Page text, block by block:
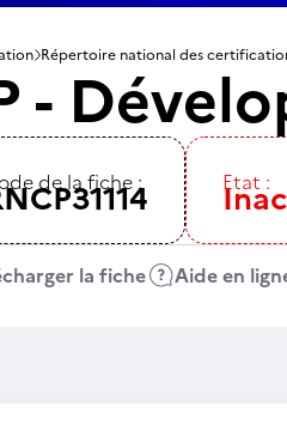
Répertoire national des
-
de la fiche : Etat :
la fiche Aide en